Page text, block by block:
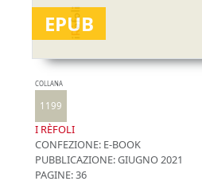
EPUB
COLLANA
1199
I RÈFOLI
CONFEZIONE: E-BOOK
PUBBLICAZIONE:GIUGNO 2021
PAGINE: 36